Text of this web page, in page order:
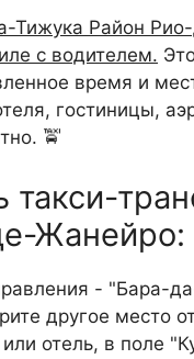
Тижука Район
с водителем.
время и
гостиницы,
🚖
такси-
Жанейро:
- "Бара-
другое место
отель, в поле